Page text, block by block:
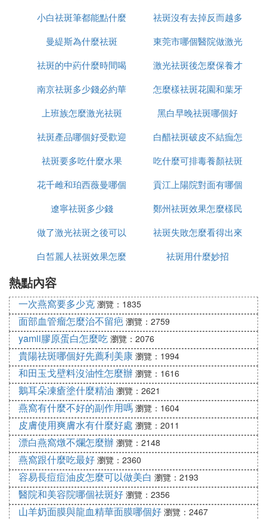
「斑」的祛除，進而淡化雀斑作用。
3、維生素e祛斑，維生素E是一種脂溶性維生
素，其水解產物為生育酚，是最主要的抗氧化劑
之維生素e延緩衰老，有效減少皺紋的產生，美
白祛斑，淡化雀斑，保持青春的容貌。
維生素e是可以祛斑的，維生素e是種可脂溶性
維生素，又稱為生育酚，是典型抗氧化劑，可有
的斑點，抑制酪氨酸酶的活性，從而減少黑色素
生成。而酯化形式的維生素e還能消除由紫外
線、空氣污染等外界因素造成的過多的氧自由
基，起到延緩光老化、預防曬傷和抑制日曬紅斑
生成等作用。而且很容易被皮膚吸收，能夠促進
皮膚的新陳代謝功能，防止色素沉積，有效預防
色斑的形成。
1、維生素E+牛奶
做法：拿一片壓縮面膜紙放到鮮奶中，然後滴2
滴維生素E。5分鍾之後，取出面膜紙，然後敷
在臉上。直到面膜紙半干，用溫水洗凈即可。
功效：經常使用能美白祛斑，配合每天內服維生
素E軟膠囊效果會更好。
2、維生素E+酸奶+蜂蜜+檸檬汁
做法：酸奶二匙、蜂蜜半匙、檸檬汁半匙，與三
顆維生素E一起調成糊狀。然後敷在臉上15分鍾
之後，在用溫水洗凈即可。
功效：可以清除毛孔內的垃圾，補水和美白淡
斑。
⑶ 鞍山哪裡去斑效果好不留痕跡聽說楊智
昌去斑診所，他家去斑效果怎麼樣用什麼方
法去斑
我勸你,美容院就不要去了,全是騙人的,我去過好多家
是多少
小白祛斑筆都能點什麼
祛斑沒有去掉反而越多
怎麼辦
曼緹斯為什麼祛斑
東莞市哪個醫院做激光
祛斑好
祛斑的中葯什麼時間喝
最好
激光祛斑後怎麼保養才
恢復的好
南京祛斑多少錢必約華
美n高效
怎麼樣祛斑花園和葉牙
上班族怎麼激光祛斑
黑白早晚祛斑哪個好
祛斑產品哪個好受歡迎
美姿爾
白醋祛斑破皮不結痂怎
麼辦
祛斑要多吃什麼水果
吃什麼可排毒養顏祛斑
花千雌和珀西薇曼哪個
祛斑好用
貢江上陽院對面有哪個
店可以祛斑
遼寧祛斑多少錢
鄭州祛斑效果怎麼樣民
眾聽過美萊
做了激光祛斑之後可以
吃什麼
祛斑失敗怎麼看得出來
白皙麗人祛斑效果怎麼
祛斑用什麼妙招
熱點內容
一次燕窩要多少克 瀏覽：1835
面部血管瘤怎麼治不留疤 瀏覽：2759
yamii膠原蛋白怎麼吃 瀏覽：2076
貴陽祛斑哪個好先薦利美康 瀏覽：1994
和田玉戈壁料沒油性怎麼辦 瀏覽：1616
鵝耳朵凍瘡塗什麼精油 瀏覽：2621
燕窩有什麼不好的副作用嗎 瀏覽：1604
皮膚使用爽膚水有什麼好處 瀏覽：2011
漂白燕窩燉不爛怎麼辦 瀏覽：2148
燕窩跟什麼吃最好 瀏覽：2360
容易長痘痘油皮怎麼可以做美白 瀏覽：2193
醫院和美容院哪個祛斑好 瀏覽：2356
山羊奶面膜與龍血精華面膜哪個好 瀏覽：2467